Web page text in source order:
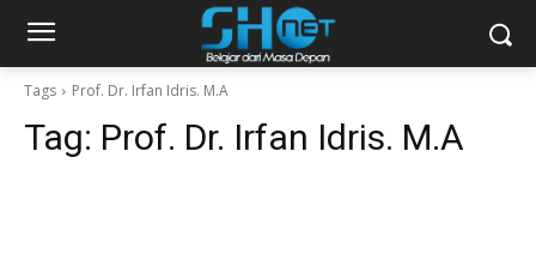
Tags Prof. Dr. Irfan Idris. M.A
Tag: Prof. Dr. Irfan Idris. M.A